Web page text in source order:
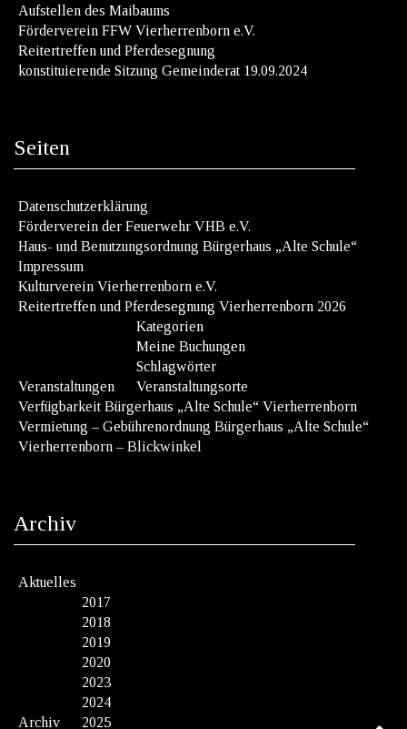
Aufstellen des Maibaums
Förderverein FFW Vierherrenborn e.V.
Reitertreffen und Pferdesegnung
konstituierende Sitzung Gemeinderat 19.09.2024
Seiten
Datenschutzerklärung
Förderverein der Feuerwehr VHB e.V.
Haus- und Benutzungsordnung Bürgerhaus „Alte Schule“
Impressum
Kulturverein Vierherrenborn e.V.
Reitertreffen und Pferdesegnung Vierherrenborn 2026
Veranstaltungen
Kategorien
Meine Buchungen
Schlagwörter
Veranstaltungsorte
Verfügbarkeit Bürgerhaus „Alte Schule“ Vierherrenborn
Vermietung – Gebührenordnung Bürgerhaus „Alte Schule“
Vierherrenborn – Blickwinkel
Archiv
Aktuelles
Archiv
2017
2018
2019
2020
2023
2024
2025